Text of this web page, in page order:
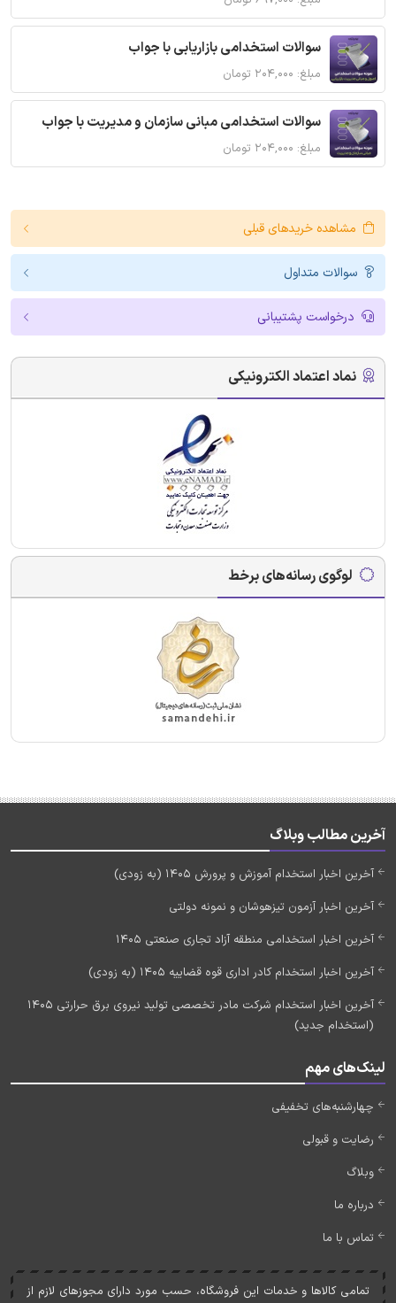
سوالات استخدامی بازاریابی با جواب
مبلغ: ۲۰۴,۰۰۰ تومان
سوالات استخدامی مبانی سازمان و مدیریت با جواب
مبلغ: ۲۰۴,۰۰۰ تومان
مشاهده خریدهای قبلی
سوالات متداول
درخواست پشتیبانی
نماد اعتماد الکترونیکی
لوگوی رسانه‌های برخط
آخرین مطالب وبلاگ
آخرین اخبار استخدام آموزش و پرورش 1405 (به زودی)
آخرین اخبار آزمون تیزهوشان و نمونه دولتی
آخرین اخبار استخدامی منطقه آزاد تجاری صنعتی 1405
آخرین اخبار استخدام کادر اداری قوه قضاییه 1405 (به زودی)
آخرین اخبار استخدام شرکت مادر تخصصی تولید نیروی برق حرارتی 1405
(استخدام جدید)
لینک‌های مهم
چهارشنبه‌های تخفیفی
رضایت و قبولی
وبلاگ
درباره ما
تماس با ما
تمامی کالاها و خدمات اين فروشگاه، حسب مورد دارای مجوزهای لازم از